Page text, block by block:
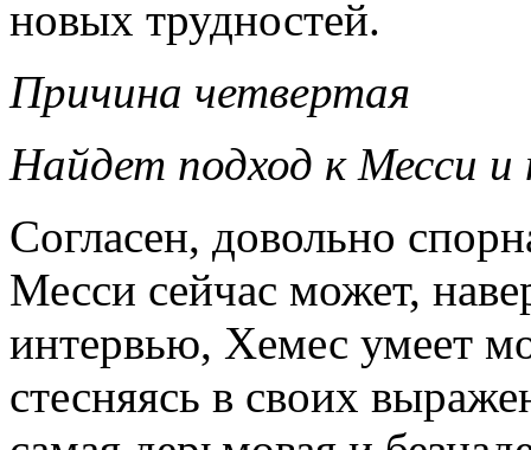
новых трудностей.
Причина четвертая
Найдет подход к Месси и
Согласен, довольно
Месси сейчас может,
интервью, Хемес умеет
стесняясь в своих